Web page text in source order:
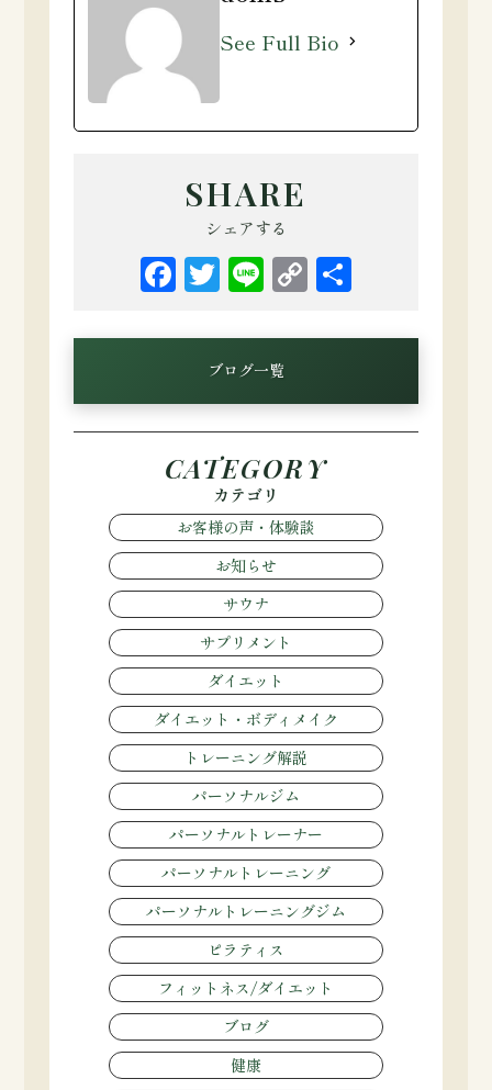
See Full Bio
SHARE
シェアする
Facebook
Twitter
LineCopy
Link
ブログ一覧
CATEGORY
カテゴリ
お客様の声・体験談
お知らせ
サウナ
サプリメント
ダイエット
ダイエット・ボディメイク
トレーニング解説
パーソナルジム
パーソナルトレーナー
パーソナルトレーニング
パーソナルトレーニングジム
ピラティス
フィットネス/ダイエット
ブログ
健康